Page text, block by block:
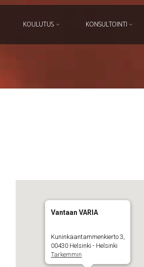
KOULUTUS KONSULTOINTI
Vantaan VARIA
Kuninkaantammenkierto 3,
00430 Helsinki - Helsinki
Tarkemmin